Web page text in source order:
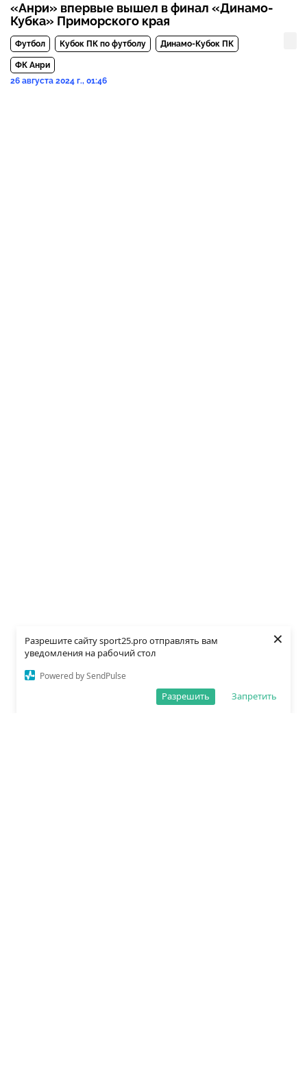
Разрешите сайту sport25.pro отправлять вам
уведомления на рабочий стол
Powered by SendPulse
Запретить
Разрешить
×
«Анри» впервые вышел в финал «Динамо-
Кубка» Приморского края
Футбол Кубок ПК по футболу Динамо-Кубок ПК
ФК Анри
26 августа 2024 г., 01:46